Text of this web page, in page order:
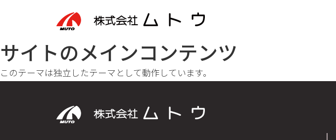
サイトのメインコンテンツ
このテーマは独立したテーマとして動作しています。